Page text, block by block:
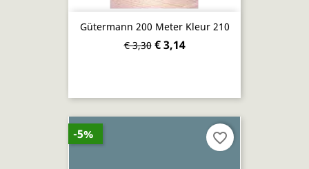
Gütermann 200 Meter Kleur 210
€ 3,30 € 3,14
-5% favorite_border